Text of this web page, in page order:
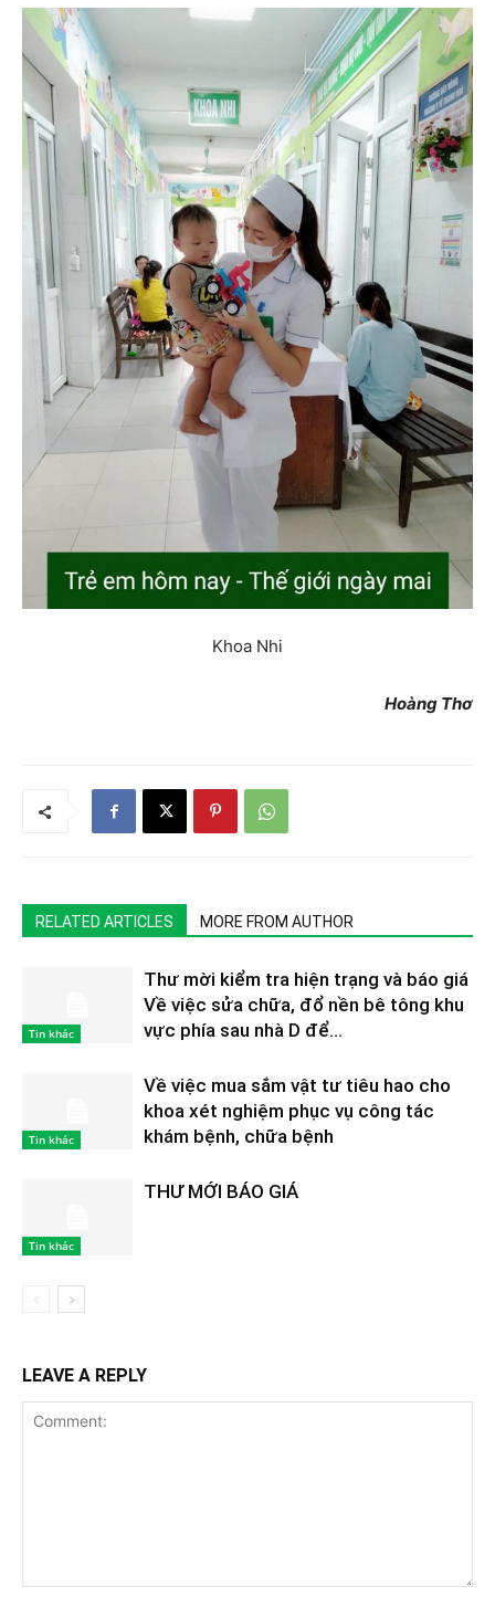
Khoa Nhi
Hoàng Thơ
RELATED ARTICLES MORE FROM AUTHOR
Tin khác
Thư mời kiểm tra hiện trạng và báo giá
Về việc sửa chữa, đổ nền bê tông khu
vực phía sau nhà D để...
Tin khác
Về việc mua sắm vật tư tiêu hao cho
khoa xét nghiệm phục vụ công tác
khám bệnh, chữa bệnh
Tin khác
THƯ MỚI BÁO GIÁ
LEAVE A REPLY